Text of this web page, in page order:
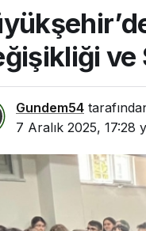
ve
Gundem54
7 Aralık 2025, 17:28